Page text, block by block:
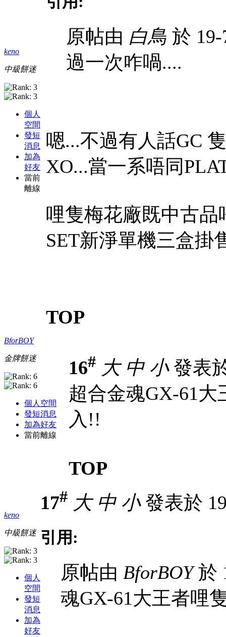
keno
中級餅迷
個人
空間
發短
消息
加為
好友
當前
離線
原帖由 白鳥 於
過一次咋喎....
嗯...不過有人話GC
XO...當一系唔同
哩隻梅花廠既中古
SET新淨單機三盒掛
TOP
BforBOY
金牌餅迷
個人空間
發短消息
加為好友
當前離線
16# 大 中 小發表
超合金魂GX-61大
入!!
TOP
keno
中級餅迷
個人
空間
發短
消息
加為
好友
17# 大 中 小發表於
引用:
原帖由 BforBOY於
魂GX-61大王者哩